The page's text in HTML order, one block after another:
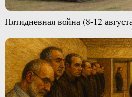
Пятидневная война (8-12